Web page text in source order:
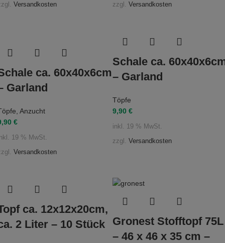
Versandkosten zzgl. Versandkosten
ca. 60x40x6cm
Garland
Anzucht
€
19 % MwSt.
Versandkosten
Schale ca.
– Garland
Töpfe
9,90 €
inkl. 19 % MwSt.
zzgl. Versandkosten
ca. 12x12x20cm,
2 Liter – 10 Stück
Gronest Stofftopf 75L
– 46 x 46 x 35 cm –